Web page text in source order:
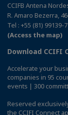
CCIFB Antena
R. Amaro Bezerra,
Tel : +55 (81) 99139-
(Access the map)
Download CCIFI
Accelerate your
companies in 95
events | 300
Reserved
the CCIFI Connect